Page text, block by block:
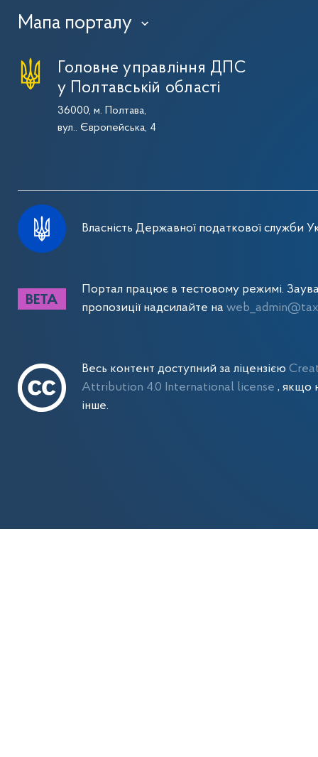
Мапа порталу ›
Головне управління ДПС
у Полтавській області
36000, м. Полтава,
вул.. Європейська, 4
Власність Державної податкової служби
Портал працює в тестовому режимі.
пропозиції надсилайте на
Весь контент доступний за ліцензією
Attribution 4.0 International license , якщо
інше.